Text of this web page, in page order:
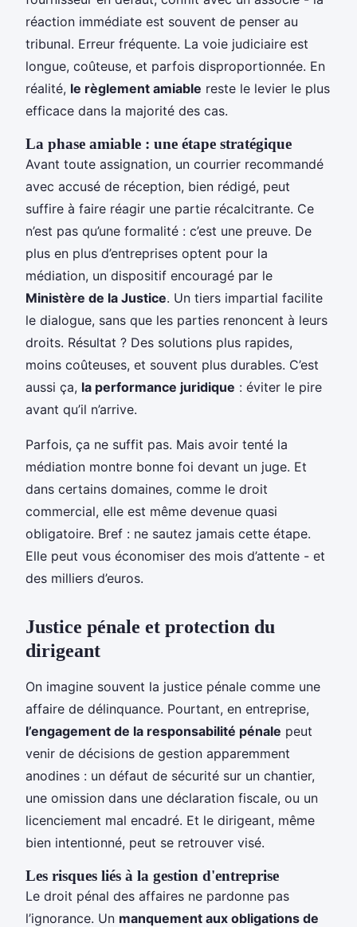
réaction immédiate est souvent de penser au
tribunal. Erreur fréquente. La voie judiciaire est
longue, coûteuse, et parfois disproportionnée. En
réalité, le règlement amiable reste le levier le plus
efficace dans la majorité des cas.
La phase amiable : une étape stratégique
Avant toute assignation, un courrier recommandé
avec accusé de réception, bien rédigé, peut
suffire à faire réagir une partie récalcitrante. Ce
n’est pas qu’une formalité : c’est une preuve. De
plus en plus d’entreprises optent pour la
médiation, un dispositif encouragé par le
Ministère de la Justice. Un tiers impartial facilite
le dialogue, sans que les parties renoncent à leurs
droits. Résultat ? Des solutions plus rapides,
moins coûteuses, et souvent plus durables. C’est
aussi ça, la performance juridique : éviter le pire
avant qu’il n’arrive.
Parfois, ça ne suffit pas. Mais avoir tenté la
médiation montre bonne foi devant un juge. Et
dans certains domaines, comme le droit
commercial, elle est même devenue quasi
obligatoire. Bref : ne sautez jamais cette étape.
Elle peut vous économiser des mois d’attente - et
des milliers d’euros.
Justice pénale et protection du
dirigeant
On imagine souvent la justice pénale comme une
affaire de délinquance. Pourtant, en entreprise,
l’engagement de la responsabilité pénale peut
venir de décisions de gestion apparemment
anodines : un défaut de sécurité sur un chantier,
une omission dans une déclaration fiscale, ou un
licenciement mal encadré. Et le dirigeant, même
bien intentionné, peut se retrouver visé.
Les risques liés à la gestion d'entreprise
Le droit pénal des affaires ne pardonne pas
l’ignorance. Un manquement aux obligations de